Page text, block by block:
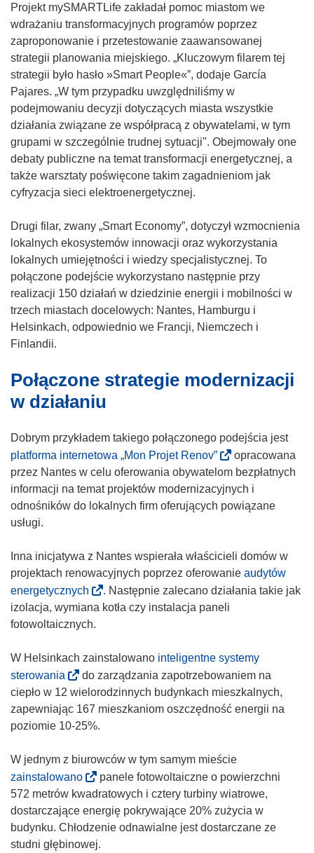
r
z
y
s
i
w
n
o
w
y
k
n
i
e
)
o
r
z
y
s
i
ę
w
n
o
w
o
k
n
i
e
)
Projekt mySMARTLife zakładał pomoc miastom we
wdrażaniu transformacyjnych programów poprzez
zaproponowanie i przetestowanie zaawansowanej
strategii planowania miejskiego. „Kluczowym filarem tej
strategii było hasło »Smart People«”, dodaje García
Pajares. „W tym przypadku uwzględniliśmy w
podejmowaniu decyzji dotyczących miasta wszystkie
działania związane ze współpracą z obywatelami, w tym
grupami w szczególnie trudnej sytuacji". Obejmowały one
debaty publiczne na temat transformacji energetycznej, a
także warsztaty poświęcone takim zagadnieniom jak
cyfryzacja sieci elektroenergetycznej.
Drugi filar, zwany „Smart Economy”, dotyczył wzmocnienia
lokalnych ekosystemów innowacji oraz wykorzystania
lokalnych umiejętności i wiedzy specjalistycznej. To
połączone podejście wykorzystano następnie przy
realizacji 150 działań w dziedzinie energii i mobilności w
trzech miastach docelowych: Nantes, Hamburgu i
Helsinkach, odpowiednio we Francji, Niemczech i
Finlandii.
Połączone strategie modernizacji
w działaniu
Dobrym przykładem takiego połączonego podejścia jest
platforma internetowa „Mon Projet Renov”(
o
d
n
n
i
k
o
o
r
z
y
ę
w
n
o
w
opracowana
przez Nantes w celu oferowania obywatelom bezpłatnych
informacji na temat projektów modernizacyjnych i
odnośników do lokalnych firm oferujących powiązane
usługi.
Inna inicjatywa z Nantes wspierała właścicieli domów w
projektach renowacyjnych poprzez oferowanie audytów
energetycznych
o
d
o
ś
n
i
k
t
w
o
r
z
y
. Następnie zalecano działania takie jak
izolacja, wymiana kotła czy instalacja paneli
fotowoltaicznych.
W Helsinkach zainstalowano inteligentne systemy
sterowania
o
d
n
ś
n
i
k
o
t
do zarządzania zapotrzebowaniem na
ciepło w 12 wielorodzinnych budynkach mieszkalnych,
zapewniając 167 mieszkaniom oszczędność energii na
poziomie 10-25%.
W jednym z biurowców w tym samym mieście
zainstalowano(
o
d
n
o
panele fotowoltaiczne o powierzchni
572 metrów kwadratowych i cztery turbiny wiatrowe,
dostarczające energię pokrywające 20% zużycia w
budynku. Chłodzenie odnawialne jest dostarczane ze
studni głębinowej.